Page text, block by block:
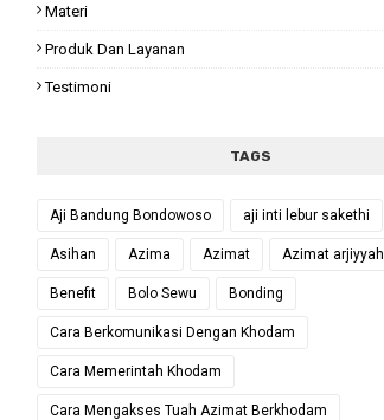
Materi
Produk Dan Layanan
Testimoni
TAGS
Aji Bandung Bondowoso aji inti lebur sakethi
Asihan Azima Azimat Azimat arjiyyah
Benefit Bolo Sewu Bonding
Cara Berkomunikasi Dengan Khodam
Cara Memerintah Khodam
Cara Mengakses Tuah Azimat Berkhodam